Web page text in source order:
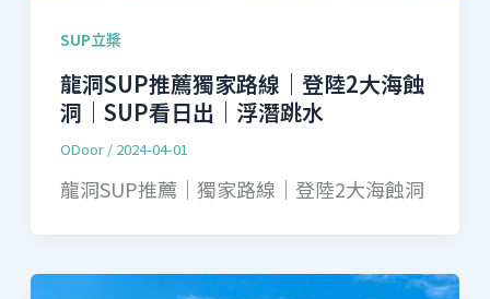
SUP立槳
龍洞SUP推薦獨家路線｜登陸2大海蝕
洞｜SUP看日出｜浮潛跳水
ODoor / 2024-04-01
龍洞SUP推薦｜獨家路線｜登陸2大海蝕洞